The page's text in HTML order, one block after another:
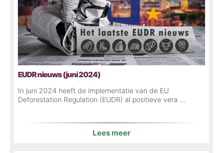
EUDR nieuws (juni 2024)
In juni 2024 heeft de implementatie van de EU
Deforestation Regulation (EUDR) al positieve vera ...
Lees meer